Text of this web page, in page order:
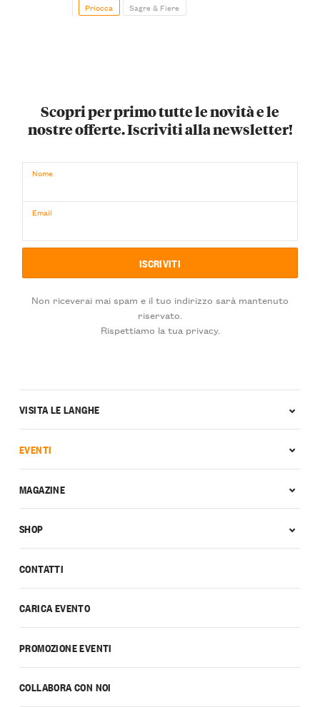
Priocca Sagre & Fiere
Scopri per primo tutte le novità e le
nostre offerte. Iscriviti alla newsletter!
Nome
Email
Non riceverai mai spam e il tuo indirizzo sarà mantenuto
riservato.
Rispettiamo la tua privacy.
CONTATTI
CARICA EVENTO
PROMOZIONE EVENTI
COLLABORA CON NOI
VISITA LE LANGHE
EVENTI
MAGAZINE
SHOP